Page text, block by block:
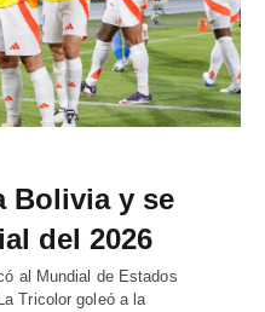
Bolivia y se
del 2026
al Mundial de Estados
Tricolor goleó a la